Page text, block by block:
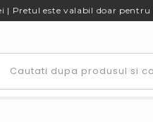
Pretul este valabil doar pentru